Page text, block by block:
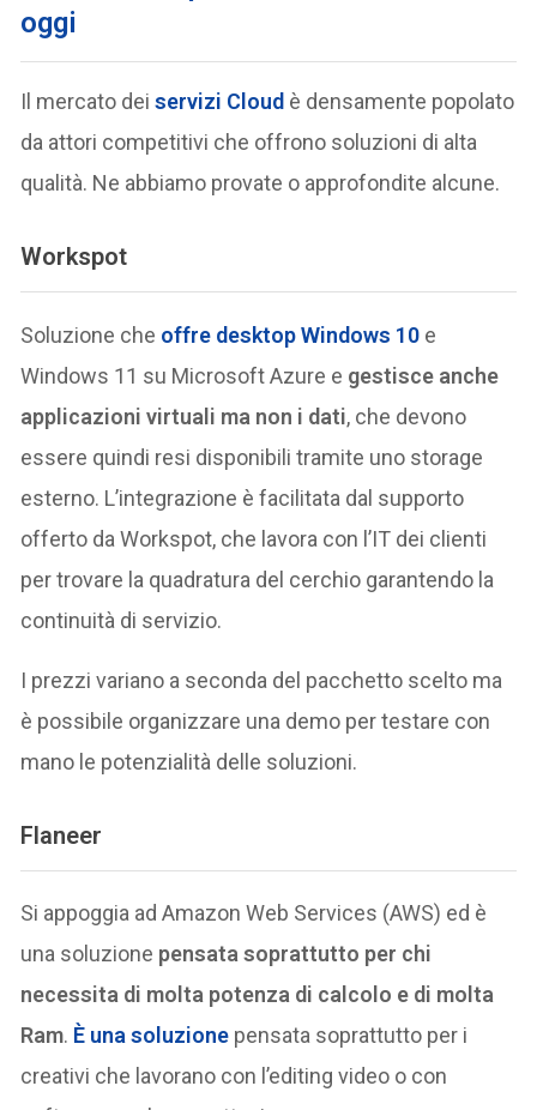
oggi
Il mercato deiservizi Cloud è densamente popolato
da attori competitivi che offrono soluzioni di alta
qualità. Ne abbiamo provate o approfondite alcune.
Workspot
Soluzione che offre desktop Windows 10 e
Windows 11 su Microsoft Azure e gestisce anche
applicazioni virtuali ma non i dati, che devono
essere quindi resi disponibili tramite uno storage
esterno. L’integrazione è facilitata dal supporto
offerto da Workspot, che lavora con l’IT dei clienti
per trovare la quadratura del cerchio garantendo la
continuità di servizio.
I prezzi variano a seconda del pacchetto scelto ma
è possibile organizzare una demo per testare con
mano le potenzialità delle soluzioni.
Flaneer
Si appoggia ad Amazon Web Services (AWS) ed è
una soluzione pensata soprattutto per chi
necessita di molta potenza di calcolo e di molta
Ram. È una soluzione pensata soprattutto per i
creativi che lavorano con l’editing video o con